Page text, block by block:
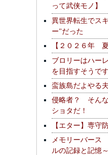
って武侠モノ】
異世界転生でス
ー"だった
【２０２６年
ブロリーはハー
を目指すそうで
蛮族島だよやる
侵略者？ そん
ショタだ！
【エター】専守
メモリーバース
ルの記録と記憶